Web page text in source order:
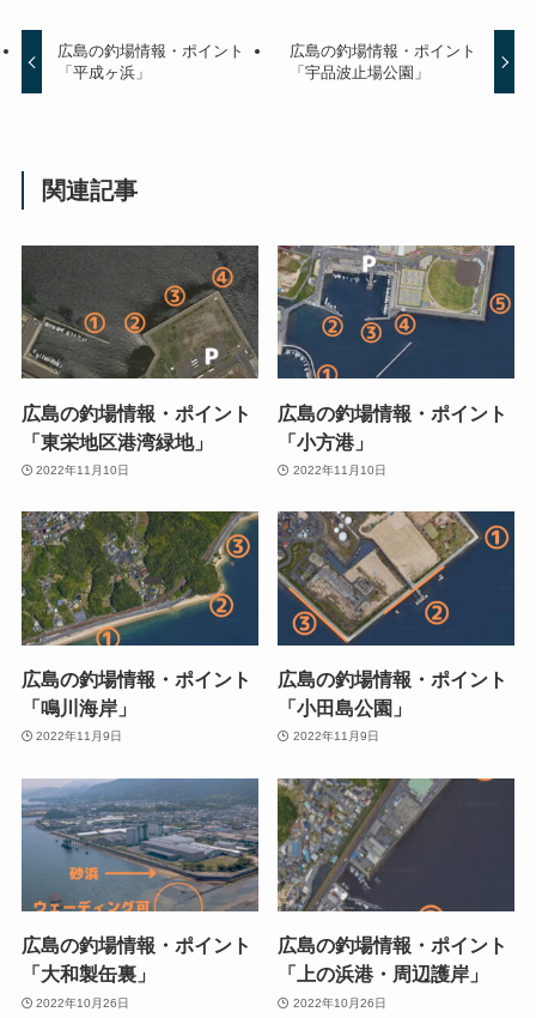
広島の釣場情報・ポイント
「平成ヶ浜」
広島の釣場情報・ポイント
「宇品波止場公園」
関連記事
広島の釣場情報・ポイント
「東栄地区港湾緑地」
2022年11月10日
広島の釣場情報・ポイント
「小方港」
2022年11月10日
広島の釣場情報・ポイント
「鳴川海岸」
2022年11月9日
広島の釣場情報・ポイント
「小田島公園」
2022年11月9日
広島の釣場情報・ポイント
「大和製缶裏」
2022年10月26日
広島の釣場情報・ポイント
「上の浜港・周辺護岸」
2022年10月26日